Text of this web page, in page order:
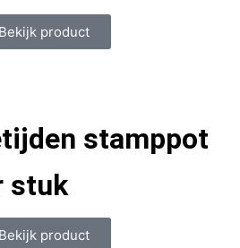
Bekijk product
stamppot
stuk
Bekijk product